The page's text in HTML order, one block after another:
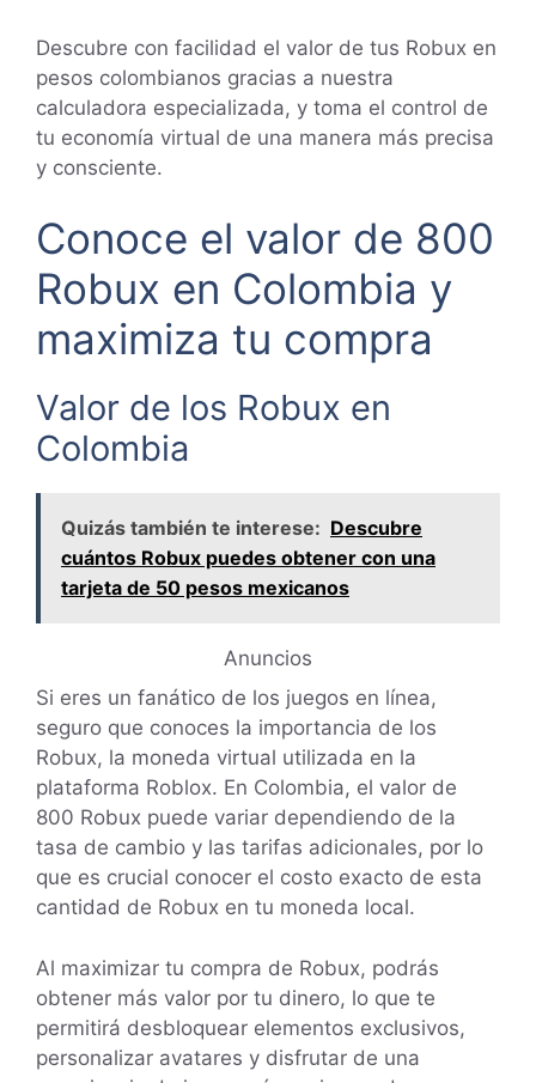
Descubre con facilidad el valor de tus Robux en
pesos colombianos gracias a nuestra
calculadora especializada, y toma el control de
tu economía virtual de una manera más precisa
y consciente.
Conoce el valor de 800
Robux en Colombia y
maximiza tu compra
Valor de los Robux en
Colombia
Quizás también te interese: Descubre
cuántos Robux puedes obtener con una
tarjeta de 50 pesos mexicanos
Anuncios
Si eres un fanático de los juegos en línea,
seguro que conoces la importancia de los
Robux, la moneda virtual utilizada en la
plataforma Roblox. En Colombia, el valor de
800 Robux puede variar dependiendo de la
tasa de cambio y las tarifas adicionales, por lo
que es crucial conocer el costo exacto de esta
cantidad de Robux en tu moneda local.
Al maximizar tu compra de Robux, podrás
obtener más valor por tu dinero, lo que te
permitirá desbloquear elementos exclusivos,
personalizar avatares y disfrutar de una